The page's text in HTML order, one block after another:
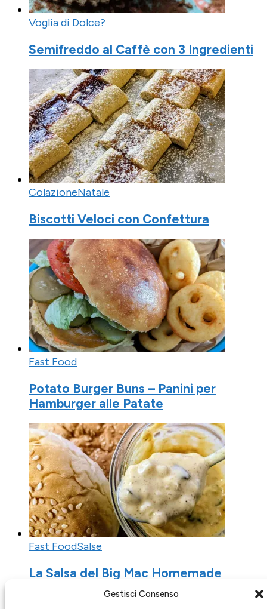
Gestisci Consenso
Voglia di Dolce?
Semifreddo al Caffè con 3 Ingredienti
ColazioneNatale
Biscotti Veloci con Confettura
Fast Food
Potato Burger Buns – Panini per
Hamburger alle Patate
Fast FoodSalse
La Salsa del Big Mac Homemade
Iscriviti alla Newsletter di